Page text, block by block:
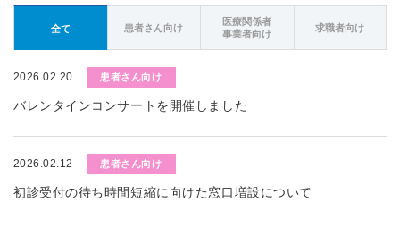
全て 患者さん向け
医療関係者
事業者向け
求職者向け
2026.02.20 患者さん向け
バレンタインコンサートを開催しました
2026.02.12 患者さん向け
初診受付の待ち時間短縮に向けた窓口増設について